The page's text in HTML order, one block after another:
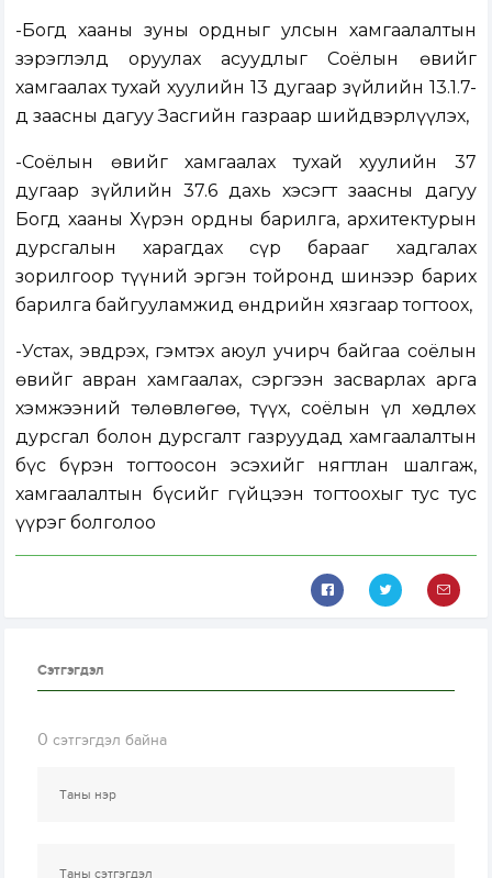
-Богд хааны зуны ордныг улсын хамгаалалтын
зэрэглэлд оруулах асуудлыг Соёлын өвийг
хамгаалах тухай хуулийн 13 дугаар зүйлийн 13.1.7-
д заасны дагуу Засгийн газраар шийдвэрлүүлэх,
-Соёлын өвийг хамгаалах тухай хуулийн 37
дугаар зүйлийн 37.6 дахь хэсэгт заасны дагуу
Богд хааны Хүрэн ордны барилга, архитектурын
дурсгалын харагдах сүр барааг хадгалах
зорилгоор түүний эргэн тойронд шинээр барих
барилга байгууламжид өндрийн хязгаар тогтоох,
-Устах, эвдрэх, гэмтэх аюул учирч байгаа соёлын
өвийг авран хамгаалах, сэргээн засварлах арга
хэмжээний төлөвлөгөө, түүх, соёлын үл хөдлөх
дурсгал болон дурсгалт газруудад хамгаалалтын
бүс бүрэн тогтоосон эсэхийг нягтлан шалгаж,
хамгаалалтын бүсийг гүйцээн тогтоохыг тус тус
үүрэг болголоо
Сэтгэгдэл
0 сэтгэгдэл байна